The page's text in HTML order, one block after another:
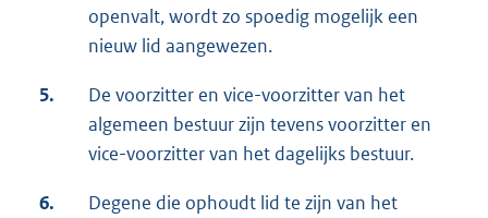
openvalt, wordt zo spoedig mogelijk een
nieuw lid aangewezen.
5.
De voorzitter en vice-voorzitter van het
algemeen bestuur zijn tevens voorzitter en
vice-voorzitter van het dagelijks bestuur.
6.
Degene die ophoudt lid te zijn van het